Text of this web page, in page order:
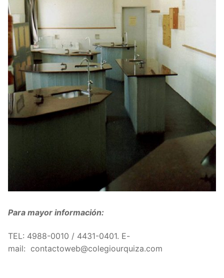
Para mayor información:
TEL: 4988-0010 / 4431-0401. E-
mail: contactoweb@colegiourquiza.com